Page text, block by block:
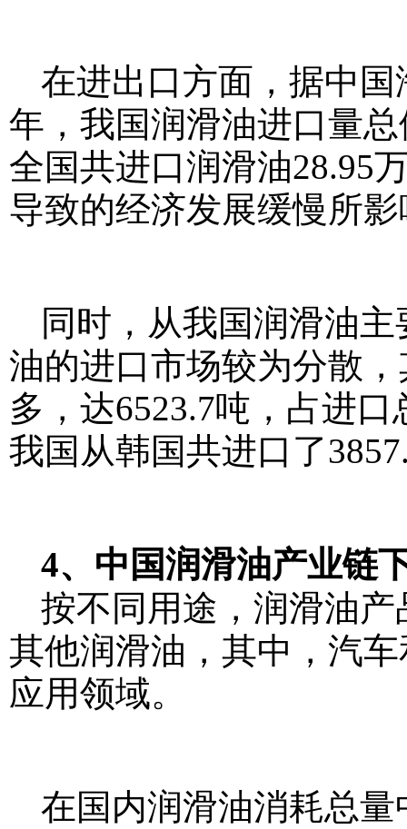
在进出口方面，据中国
年，我国润滑油进口量
全国共进口润滑油28.95
导致的经济发展缓慢所
同时，从我国润滑油
油的进口市场较为分散
多，达6523.7吨，占进
我国从韩国共进口了
4、中国润滑油产业链
按不同用途，润滑油
其他润滑油，其中，汽
应用领域。
在国内润滑油消耗总